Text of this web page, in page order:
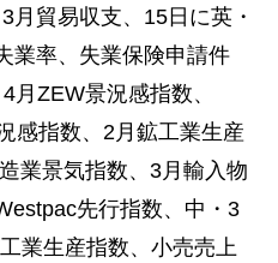
貿易収支、15日に英・
業率、失業保険申請件
月ZEW景況感指数、
感指数、2月鉱工業生産
業景気指数、3月輸入物
先行指数、中・3
業生産指数、小売売上